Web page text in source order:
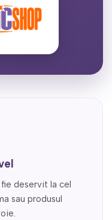
deservit la cel
sau produsul